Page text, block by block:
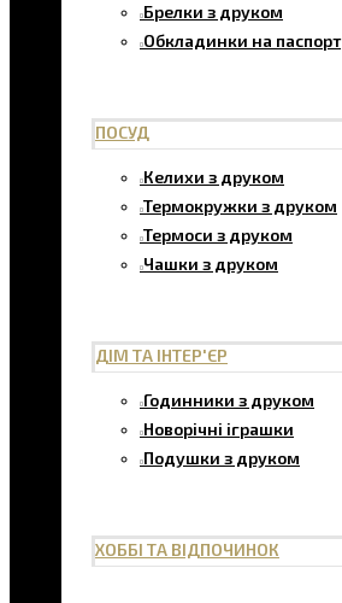
Брелки з друком
Обкладинки на паспорт
ПОСУД
Келихи з друком
Термокружки з друком
Термоси з друком
Чашки з друком
ДІМ ТА ІНТЕР'ЄР
Годинники з друком
Новорічні іграшки
Подушки з друком
ХОББІ ТА ВІДПОЧИНОК